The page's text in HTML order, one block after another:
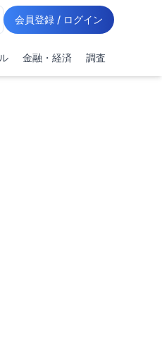
会員登録 / ログイン
金融・経済 調査